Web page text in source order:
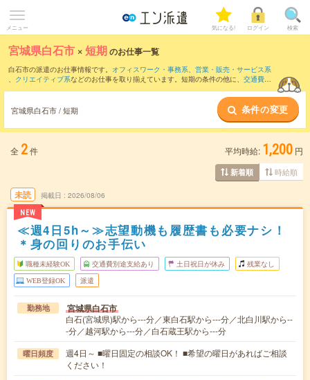
メニュー 気になる! ログイン 検索
宮城県白石市 ×短期のお仕事一覧
白石市の派遣のお仕事情報です。 オフィスワーク・事務系、 営業・販売・サービス系
、 クリエイティブ系などのお仕事を取り揃えています。短期の条件の他に、 交通費別
宮城県白石市 / 短期 条件の変更
全 2件 平均時給: 1,200 円
新着順 時給順
未読
NEW
掲載日 2026/08/06
≪週4日5h～≫志望動機も履歴書も必要ナシ！
＊身の回りのお手伝い
職種未経験OK 交通費別途支給あり 土日祝日が休み 残業なし
WEB登録OK 派遣
勤務地 宮城県白石市
白石(宮城県)駅から---分／東白石駅から---分／北白川駅から--
-分／越河駅から---分／白石蔵王駅から---分
曜日頻度
週4日～ ■曜日固定の相談OK！ ■希望の曜日があればご相談
ください！